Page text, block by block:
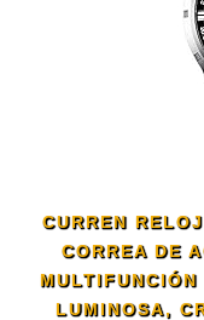
CURREN
CORREA DE
LUMINOSA,